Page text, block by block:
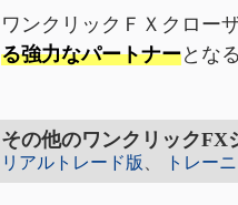
ワンクリックＦＸクロー
る強力なパートナーとな
その他のワンクリックFX
リアルトレード版 、 トレー